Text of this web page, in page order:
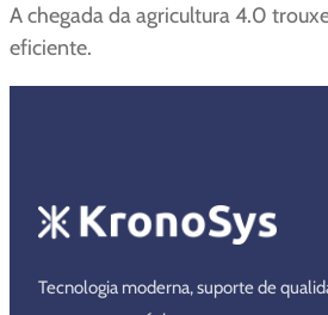
A chegada da agricultura 4.0
eficiente.
Tecnologia moderna, suporte de